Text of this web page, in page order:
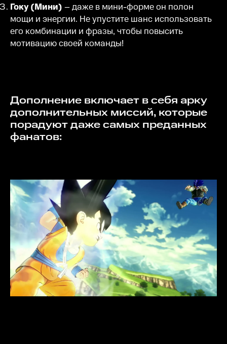
Гоку (Мини) – даже в мини-форме он полон
мощи и энергии. Не упустите шанс использовать
его комбинации и фразы, чтобы повысить
мотивацию своей команды!
Дополнение включает в себя арку
дополнительных миссий, которые
порадуют даже самых преданных
фанатов: